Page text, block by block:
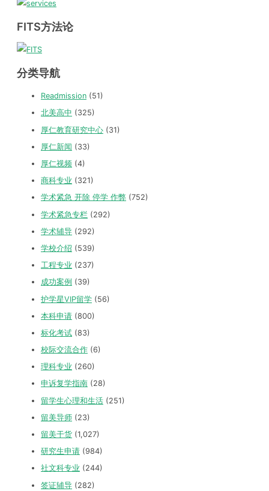
FITS方法论
分类导航
Readmission (51)
北美高中 (325)
厚仁教育研究中心 (31)
厚仁新闻 (33)
厚仁视频 (4)
商科专业 (321)
学术紧急 开除 停学 作弊 (752)
学术紧急专栏 (292)
学术辅导 (292)
学校介绍 (539)
工程专业 (237)
成功案例 (39)
护学星VIP留学 (56)
本科申请 (800)
标化考试 (83)
校际交流合作 (6)
理科专业 (260)
申诉复学指南 (28)
留学生心理和生活 (251)
留美导师 (23)
留美干货 (1,027)
研究生申请 (984)
社文科专业 (244)
签证辅导 (282)